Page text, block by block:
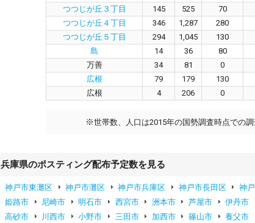
つつじが丘３丁目
145 525 70
つつじが丘４丁目
346 1,287 280
つつじが丘５丁目
294 1,045 130
島
14 36 80
万善
34 81 0
広根
79 179 130
広根
4 206 0
※世帯数、人口は2015年の国勢調査時点での
兵庫県のポスティング配布予定数を見る
神戸市東灘区 神戸市灘区 神戸市兵庫区 神戸市長田区 神
姫路市
尼崎市 明石市 西宮市 洲本市 芦屋市 伊丹市
高砂市
川西市 小野市 三田市 加西市 篠山市 養父市